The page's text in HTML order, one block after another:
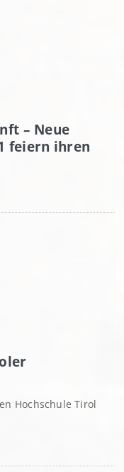
– Neue
feiern ihren
Hochschule Tirol